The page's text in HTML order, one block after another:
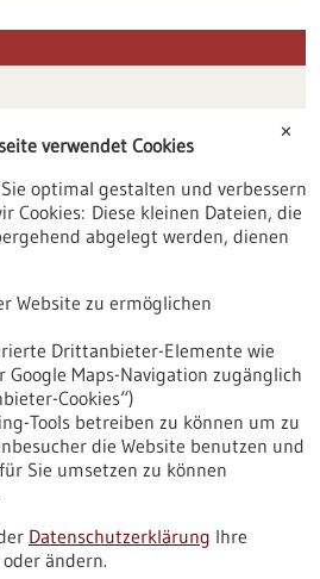
✕
verwendet Cookies
optimal gestalten und verbessern
Cookies: Diese kleinen Dateien, die
abgelegt werden, dienen
Website zu ermöglichen
Drittanbieter-Elemente wie
Google Maps-Navigation zugänglich
Cookies“)
Tools betreiben zu können um zu
die Website benutzen und
Sie umsetzen zu können
Datenschutzerklärung Ihre
ändern.